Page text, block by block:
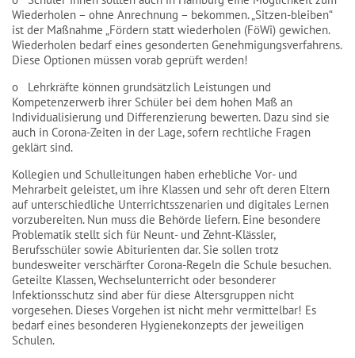
Wiederholen – ohne Anrechnung – bekommen. „Sitzen-bleiben“
ist der Maßnahme „Fördern statt wiederholen (FöWi) gewichen.
Wiederholen bedarf eines gesonderten Genehmigungsverfahrens.
Diese Optionen müssen vorab geprüft werden!
o Lehrkräfte können grundsätzlich Leistungen und
Kompetenzerwerb ihrer Schüler bei dem hohen Maß an
Individualisierung und Differenzierung bewerten. Dazu sind sie
auch in Corona-Zeiten in der Lage, sofern rechtliche Fragen
geklärt sind.
Kollegien und Schulleitungen haben erhebliche Vor- und
Mehrarbeit geleistet, um ihre Klassen und sehr oft deren Eltern
auf unterschiedliche Unterrichtsszenarien und digitales Lernen
vorzubereiten. Nun muss die Behörde liefern. Eine besondere
Problematik stellt sich für Neunt- und Zehnt-Klässler,
Berufsschüler sowie Abiturienten dar. Sie sollen trotz
bundesweiter verschärfter Corona-Regeln die Schule besuchen.
Geteilte Klassen, Wechselunterricht oder besonderer
Infektionsschutz sind aber für diese Altersgruppen nicht
vorgesehen. Dieses Vorgehen ist nicht mehr vermittelbar! Es
bedarf eines besonderen Hygienekonzepts der jeweiligen
Schulen.